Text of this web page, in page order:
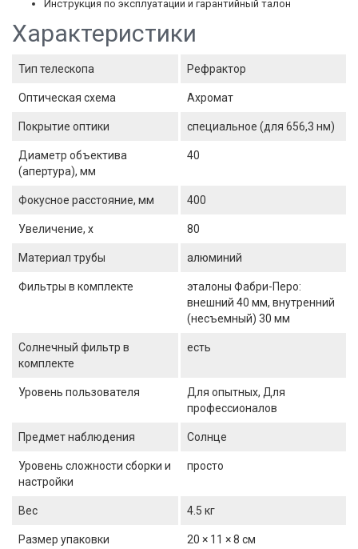
Инструкция по эксплуатации и гарантийный талон
Характеристики
Тип телескопа Рефрактор
Оптическая схема Ахромат
Покрытие оптики специальное (для 656,3 нм)
Диаметр объектива
(апертура), мм
40
Фокусное расстояние, мм 400
Увеличение, x 80
Материал трубы алюминий
Фильтры в комплекте
эталоны Фабри-Перо:
внешний 40 мм, внутренний
(несъемный) 30 мм
Солнечный фильтр в
комплекте
есть
Уровень пользователя
Для опытных, Для
профессионалов
Предмет наблюдения Солнце
Уровень сложности сборки и
настройки
просто
Вес 4.5 кг
Размер упаковки 20 × 11 × 8 см